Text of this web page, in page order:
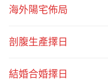
海外陽宅佈局
剖腹生產擇日
結婚合婚擇日